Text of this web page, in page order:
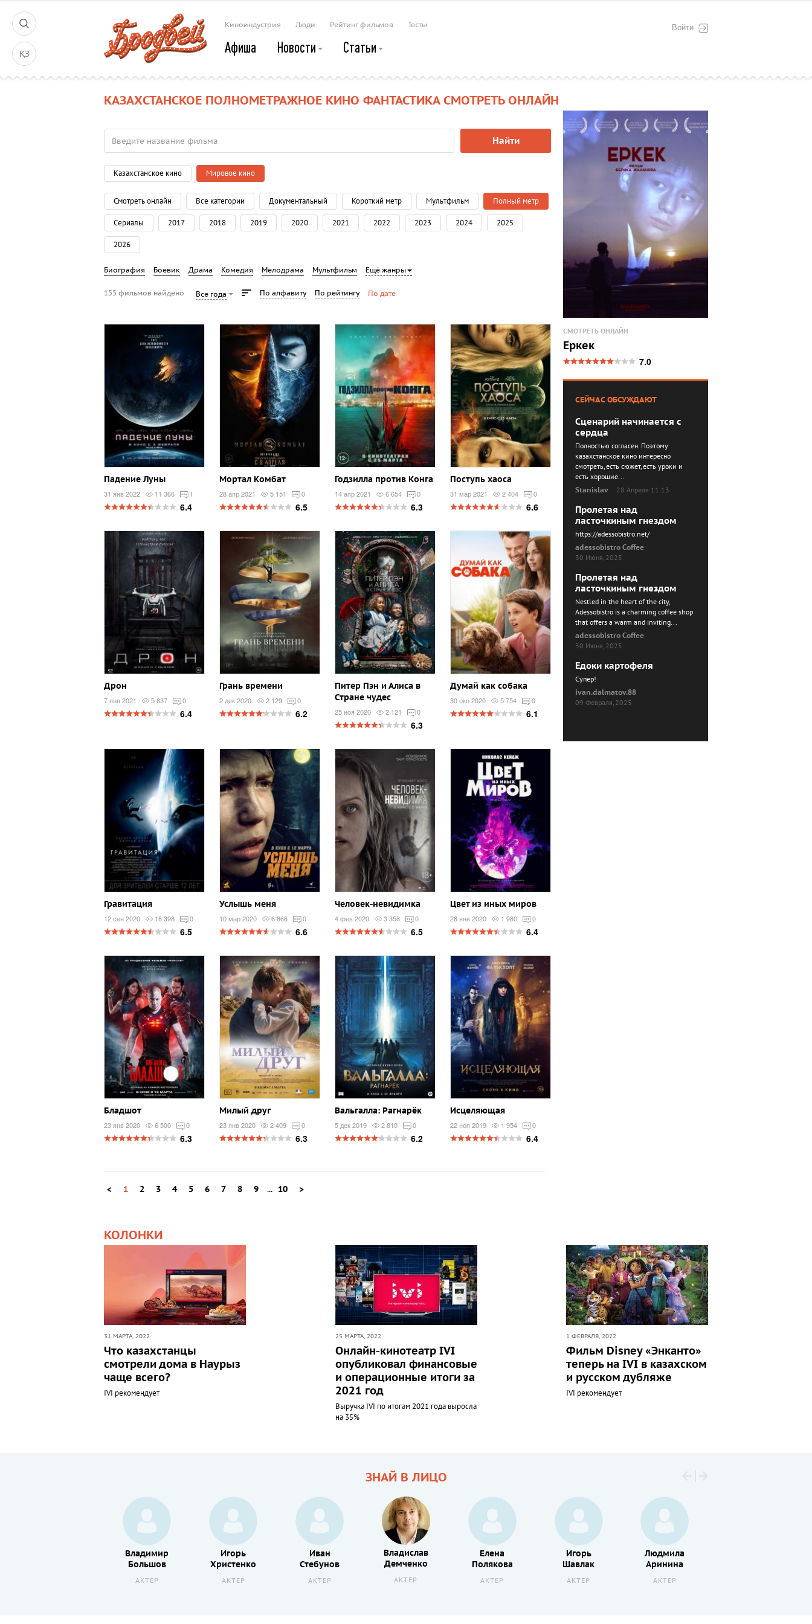
ҚЗ
Войти
Киноиндустрия Люди Рейтинг фильмов Тесты
Афиша Новости Статьи
КАЗАХСТАНСКОЕ ПОЛНОМЕТРАЖНОЕ КИНО ФАНТАСТИКА СМОТРЕТЬ ОНЛАЙН
Найти
Казахстанское кино Мировое кино
Смотреть онлайн Все категории Документальный Короткий метр Мультфильм Полный метр
Сериалы 2017 2018 2019 2020 2021 2022 2023 2024 2025
2026
Биография Боевик Драма Комедия Мелодрама Мультфильм Ещё жанры
155 фильмов найдено Все года По алфавиту По рейтингу По дате
Падение Луны
31 янв 2022 11 366 1
6.4
Мортал Комбат
28 апр 2021 5 151 0
6.5
Годзилла против Конга
14 апр 2021 6 654 0
6.3
Поступь хаоса
31 мар 2021 2 404 0
6.6
Дрон
7 янв 2021 5 837 0
6.4
Грань времени
2 дек 2020 2 129 0
6.2
Питер Пэн и Алиса в
Стране чудес
25 ноя 2020 2 121 0
6.3
Думай как собака
30 окn 2020 5 754 0
6.1
Гравитация
12 сен 2020 18 398 0
6.5
Услышь меня
10 мар 2020 6 866 0
6.6
Человек-невидимка
4 фев 2020 3 358 0
6.5
Цвет из иных миров
28 янв 2020 1 980 0
6.4
Бладшот
23 янв 2020 6 500 0
6.3
Милый друг
23 янв 2020 2 409 0
6.3
Вальгалла: Рагнарёк
5 дек 2019 2 810 0
6.2
Исцеляющая
22 ноя 2019 1 954 0
6.4
СМОТРЕТЬ ОНЛАЙН
Еркек
7.0
СЕЙЧАС ОБСУЖДАЮТ
Сценарий начинается с
сердца
Полностью согласен. Поэтому
казахстанское кино интересно
смотреть, есть сюжет, есть уроки и
есть хорошие...
Stanislav
28 Апреля 11:13
Пролетая над
ласточкиным гнездом
https://adessobistro.net/
adessobistro Coffee
30 Июня, 2025
Пролетая над
ласточкиным гнездом
Nestled in the heart of the city,
Adessobistro is a charming coffee shop
that offers a warm and inviting...
adessobistro Coffee
30 Июня, 2025
Едоки картофеля
Cупер!
ivan.dalmatov.88
09 Февраля, 2025
< 1 2 3 4 5 6 7 8 9 ... 10 >
КОЛОНКИ
31 МАРТА, 2022
Что казахстанцы
смотрели дома в Наурыз
чаще всего?
IVI рекомендует
25 МАРТА, 2022
Онлайн-кинотеатр IVI
опубликовал финансовые
и операционные итоги за
2021 год
Выручка IVI по итогам 2021 года выросла
на 35%
1 ФЕВРАЛЯ, 2022
Фильм Disney «Энканто»
теперь на IVI в казахском
и русском дубляже
IVI рекомендует
ЗНАЙ В ЛИЦО
Владимир
Большов
АКТЕР
Игорь
Христенко
АКТЕР
Иван
Стебунов
АКТЕР
Владислав
Демченко
АКТЕР
Елена
Полякова
АКТЕР
Игорь
Шавлак
АКТЕР
Людмила
Аринина
АКТЕР